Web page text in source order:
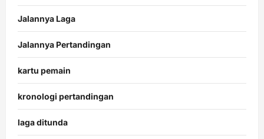
Jalannya Laga
Jalannya Pertandingan
kartu pemain
kronologi pertandingan
laga ditunda